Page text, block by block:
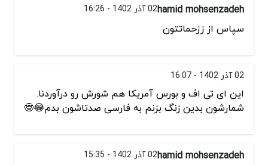
hamid mohsenzadeh02 آذر 1402 - 16:26
سپاس از ززحماتتون
02 آذر 1402 - 16:07
این ای تی اف و بورس آمریکا هم شورش رو درآوردنا.
شمارشون بدین زنگ بزنم به فارسی صدتاشون بدم😂🤓
hamid mohsenzadeh02 آذر 1402 - 15:35